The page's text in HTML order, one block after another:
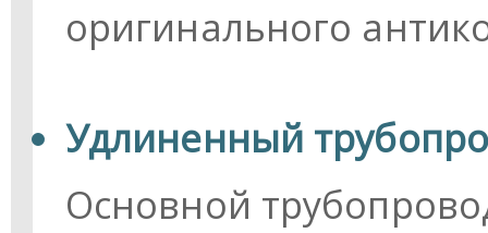
оригинального
Удлиненный
Основной